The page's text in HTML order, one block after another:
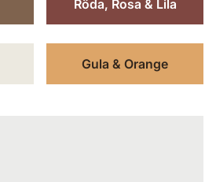
Röda, Rosa & Lila
Gula & Orange